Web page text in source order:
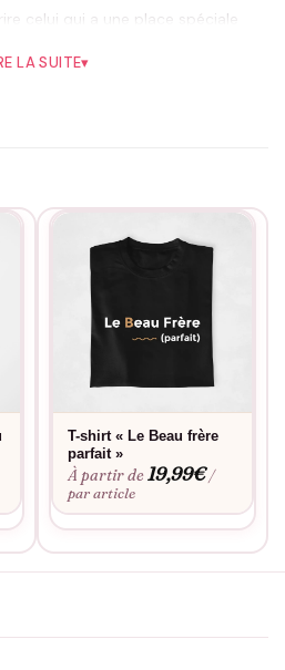
celui qui a une place spéciale
une marque d’affection et de
en famille ou un événement
de mise. Sa coupe
garantissent un ajustement parfait
de ce sweat une pièce
de votre beau-frère.
offert par notre boutique en fait
Que vous choisissiez un
un design qui a une signification
fierté. Chaque fois qu’il le
ce geste attentionné.
chez Assortis Moi, c’est
d’achat optimale, avec une
de paiement sécurisées.
votre beau-frère à quel point il est
dans votre famille en lui
Parfait ».
LA SUITE▾
T-shirt « Le Beau frère
parfait »
À partir de19,99€ /
par article